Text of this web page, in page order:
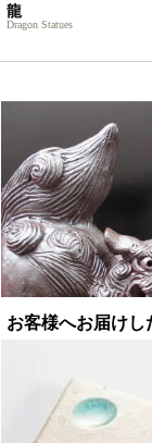
龍
Dragon Statues
お客様へお届けし